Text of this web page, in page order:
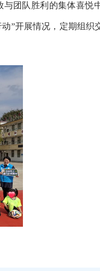
团队胜利的集体喜悦
”开展情况，定期组织